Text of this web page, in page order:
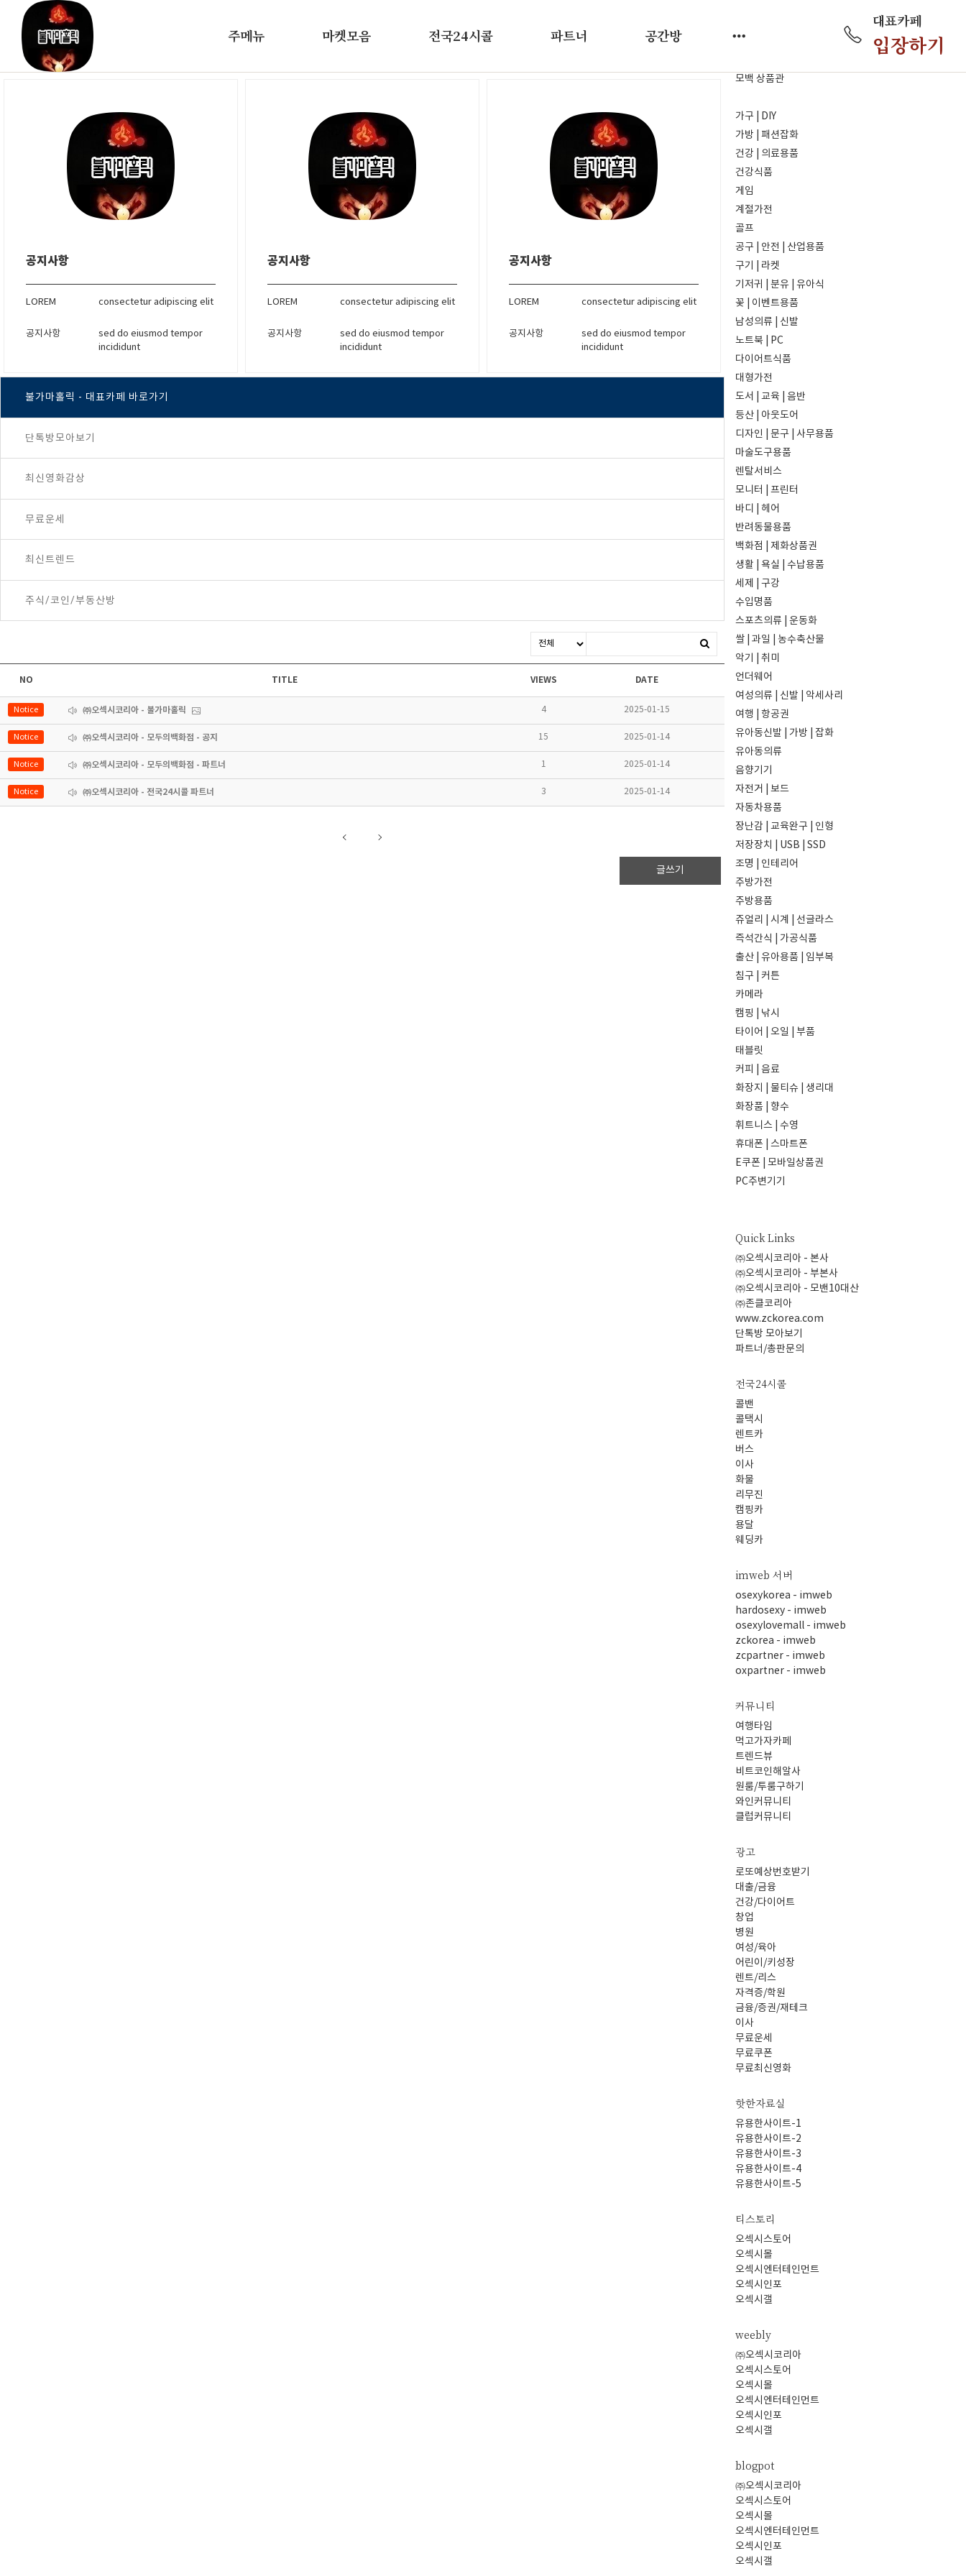
주메뉴 마켓모음 전국24시콜 파트너 공간방
대표카페
입장하기
공지사항
LOREM
공지사항
consectetur adipiscing elit
sed do eiusmod tempor
incididunt
공지사항
LOREM
공지사항
consectetur adipiscing elit
sed do eiusmod tempor
incididunt
공지사항
LOREM
공지사항
consectetur adipiscing elit
sed do eiusmod tempor
incididunt
불가마홀릭 - 대표카페 바로가기
단톡방모아보기
최신영화감상
무료운세
최신트렌드
주식/코인/부동산방
NO TITLE VIEWS DATE
Notice ㈜오섹시코리아 - 불가마홀릭 4 2025-01-15
Notice ㈜오섹시코리아 - 모두의백화점 - 공지 15 2025-01-14
Notice ㈜오섹시코리아 - 모두의백화점 - 파트너 1 2025-01-14
Notice ㈜오섹시코리아 - 전국24시콜 파트너 3 2025-01-14
글쓰기
모백 상품관
가구 | DIY
가방 | 패션잡화
건강 | 의료용품
건강식품
게임
계절가전
골프
공구 | 안전 | 산업용품
구기 | 라켓
기저귀 | 분유 | 유아식
꽃 | 이벤트용품
남성의류 | 신발
노트북 | PC
다이어트식품
대형가전
도서 | 교육 | 음반
등산 | 아웃도어
디자인 | 문구 | 사무용품
마술도구용품
렌탈서비스
모니터 | 프린터
바디 | 헤어
반려동물용품
백화점 | 제화상품권
생활 | 욕실 | 수납용품
세제 | 구강
수입명품
스포츠의류 | 운동화
쌀 | 과일 | 농수축산물
악기 | 취미
언더웨어
여성의류 | 신발 | 악세사리
여행 | 항공권
유아동신발 | 가방 | 잡화
유아동의류
음향기기
자전거 | 보드
자동차용품
장난감 | 교육완구 | 인형
저장장치 | USB | SSD
조명 | 인테리어
주방가전
주방용품
쥬얼리 | 시계 | 선글라스
즉석간식 | 가공식품
출산 | 유아용품 | 임부복
침구 | 커튼
카메라
캠핑 | 낚시
타이어 | 오일 | 부품
태블릿
커피 | 음료
화장지 | 물티슈 | 생리대
화장품 | 향수
휘트니스 | 수영
휴대폰 | 스마트폰
E쿠폰 | 모바일상품권
PC주변기기
Quick Links
㈜오섹시코리아 - 본사
㈜오섹시코리아 - 부본사
㈜오섹시코리아 - 모밴10대산
㈜존클코리아
www.zckorea.com
단톡방 모아보기
파트너/총판문의
전국24시콜
콜밴
콜택시
렌트카
버스
이사
화물
리무진
캠핑카
용달
웨딩카
imweb 서버
osexykorea - imweb
hardosexy - imweb
osexylovemall - imweb
zckorea - imweb
zcpartner - imweb
oxpartner - imweb
커뮤니티
여행타임
먹고가자카페
트렌드뷰
비트코인해알사
원룸/투룸구하기
와인커뮤니티
클럽커뮤니티
광고
로또예상번호받기
대출/금융
건강/다이어트
창업
병원
여성/육아
어린이/키성장
렌트/리스
자격증/학원
금융/증권/재테크
이사
무료운세
무료쿠폰
무료최신영화
핫한자료실
유용한사이트-1
유용한사이트-2
유용한사이트-3
유용한사이트-4
유용한사이트-5
티스토리
오섹시스토어
오섹시몰
오섹시엔터테인먼트
오섹시인포
오섹시갤
weebly
㈜오섹시코리아
오섹시스토어
오섹시몰
오섹시엔터테인먼트
오섹시인포
오섹시갤
blogpot
㈜오섹시코리아
오섹시스토어
오섹시몰
오섹시엔터테인먼트
오섹시인포
오섹시갤